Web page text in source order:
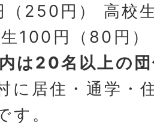
250円） 高校
100円（80円）
は20名以上の
に居住・通学・
す。